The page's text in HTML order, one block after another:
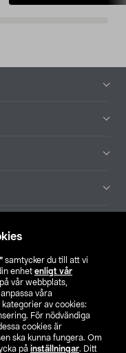
samtycker du till att vi
enhet enligt vår
vår webbplats,
våra
av cookies:
För nödvändiga
cookies är
ska kunna fungera. Om
på inställningar. Ditt